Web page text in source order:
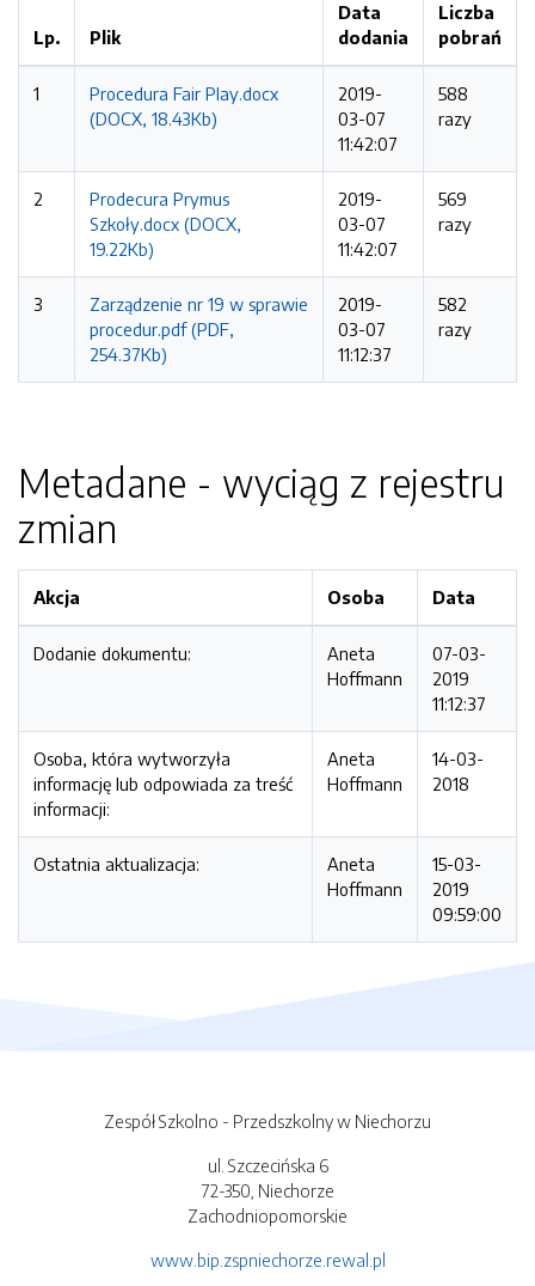
Lp. Plik
Data
dodania
Liczba
pobrań
1
Procedura Fair Play.docx
(DOCX, 18.43Kb)
2019-
03-07
11:42:07
588
razy
2
Prodecura Prymus
Szkoły.docx (DOCX,
19.22Kb)
2019-
03-07
11:42:07
569
razy
3
Zarządzenie nr 19 w sprawie
procedur.pdf (PDF,
254.37Kb)
2019-
03-07
11:12:37
582
razy
Metadane - wyciąg z rejestru
zmian
Akcja Osoba Data
Dodanie dokumentu:
Aneta
Hoffmann
07-03-
2019
11:12:37
Osoba, która wytworzyła
informację lub odpowiada za treść
informacji:
Aneta
Hoffmann
14-03-
2018
Ostatnia aktualizacja:
Aneta
Hoffmann
15-03-
2019
09:59:00
Zespół Szkolno - Przedszkolny w Niechorzu
ul. Szczecińska 6
72-350, Niechorze
Zachodniopomorskie
www.bip.zspniechorze.rewal.pl